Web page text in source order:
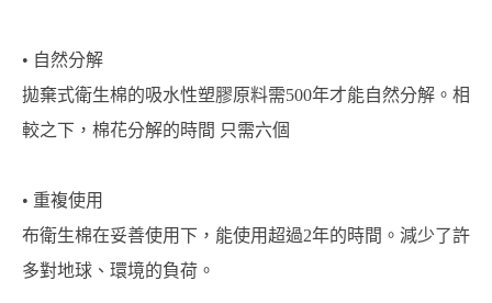
• 自然分解
拋棄式衛生棉的吸水性塑膠原料需500年才能自然分解。相
較之下，棉花分解的時間 只需六個
• 重複使用
布衛生棉在妥善使用下，能使用超過2年的時間。減少了許
多對地球、環境的負荷。